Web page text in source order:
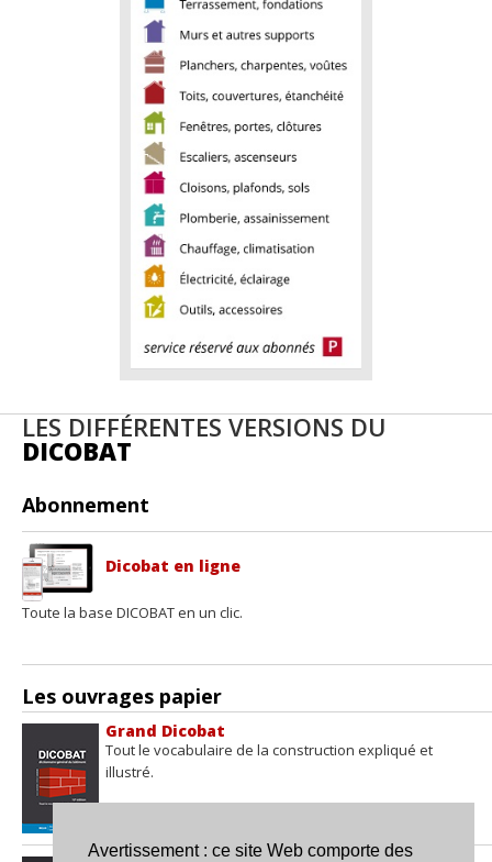
Avertissement : ce site Web comporte des
Plomberie, réseaux
Électricité, éclairage
Serrurerie, ferronnerie
Outils, matériel, quincaillerie
Fixations, collages, joints
Vitrerie, miroiterie
LES DIFFÉRENTES VERSIONS DU
DICOBAT
Abonnement
Dicobat en ligne
Toute la base DICOBAT en un clic.
Les ouvrages papier
Grand Dicobat
Tout le vocabulaire de la construction expliqué et
illustré.